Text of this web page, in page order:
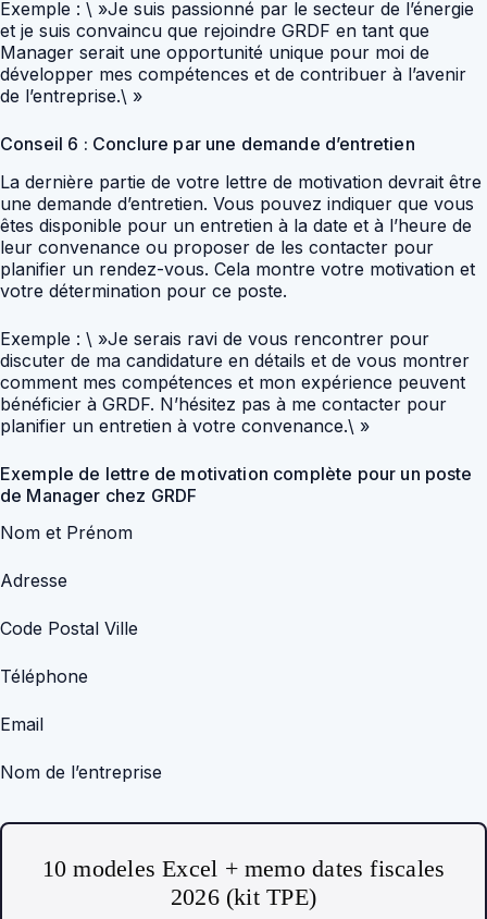
Exemple : \ »Je suis passionné par le secteur de l’énergie
et je suis convaincu que rejoindre GRDF en tant que
Manager serait une opportunité unique pour moi de
développer mes compétences et de contribuer à l’avenir
de l’entreprise.\ »
Conseil 6 : Conclure par une demande d’entretien
La dernière partie de votre lettre de motivation devrait être
une demande d’entretien. Vous pouvez indiquer que vous
êtes disponible pour un entretien à la date et à l’heure de
leur convenance ou proposer de les contacter pour
planifier un rendez-vous. Cela montre votre motivation et
votre détermination pour ce poste.
Exemple : \ »Je serais ravi de vous rencontrer pour
discuter de ma candidature en détails et de vous montrer
comment mes compétences et mon expérience peuvent
bénéficier à GRDF. N’hésitez pas à me contacter pour
planifier un entretien à votre convenance.\ »
Exemple de lettre de motivation complète pour un poste
de Manager chez GRDF
Nom et Prénom
Adresse
Code Postal Ville
Téléphone
Email
Nom de l’entreprise
10 modeles Excel + memo dates fiscales
2026 (kit TPE)